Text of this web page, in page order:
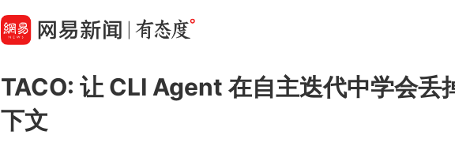
TACO: 让 CLI Agent 在自主迭代中学会丢
下文